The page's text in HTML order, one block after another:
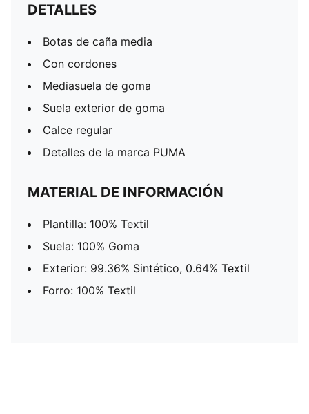
DETALLES
Botas de caña media
Con cordones
Mediasuela de goma
Suela exterior de goma
Calce regular
Detalles de la marca PUMA
MATERIAL DE INFORMACIÓN
Plantilla: 100% Textil
Suela: 100% Goma
Exterior: 99.36% Sintético, 0.64% Textil
Forro: 100% Textil